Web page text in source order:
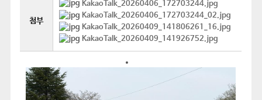
첨부
KakaoTalk_20260406_172703244.jpg
KakaoTalk_20260406_172703244_02.jpg
KakaoTalk_20260409_141806261_16.jpg
KakaoTalk_20260409_141926752.jpg